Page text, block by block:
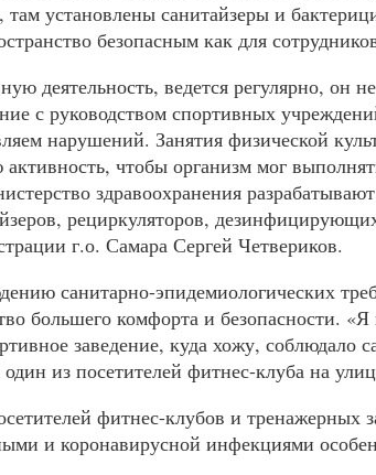
установлены санитайзеры и
безопасным как для
деятельность, ведется регулярно, он
с руководством спортивных
нарушений. Занятия физической
чтобы организм мог
здравоохранения
рециркуляторов,
г.о. Самара Сергей Четвериков.
санитарно-эпидемиологических
большего комфорта и безопасности.
заведение, куда хожу,
из посетителей фитнес-клуба на
фитнес-клубов и тренажерных
и коронавирусной инфекциями